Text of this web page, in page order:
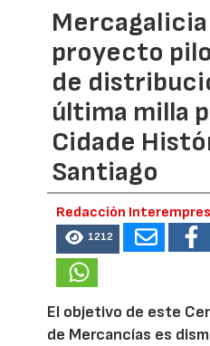
proyecto
de
última milla
Cidade
Santiago
Redacción
1212
El objetivo de este
de Mercancías es